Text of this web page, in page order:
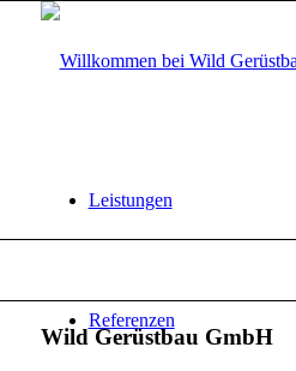
Leistungen
Referenzen
Wild Gerüstbau GmbH